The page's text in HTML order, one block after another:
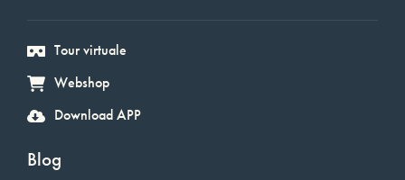
Tour virtuale
Webshop
Download APP
Blog